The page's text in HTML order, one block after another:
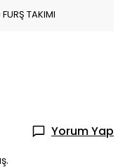
TAKIMI
Yorum Yap